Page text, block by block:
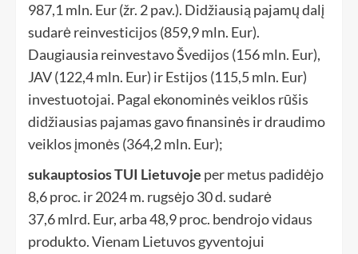
987,1 mln. Eur (žr. 2 pav.). Didžiausią pajamų dalį
sudarė reinvesticijos (859,9 mln. Eur).
Daugiausia reinvestavo Švedijos (156 mln. Eur),
JAV (122,4 mln. Eur) ir Estijos (115,5 mln. Eur)
investuotojai. Pagal ekonominės veiklos rūšis
didžiausias pajamas gavo finansinės ir draudimo
veiklos įmonės (364,2 mln. Eur);
sukauptosios TUI Lietuvoje per metus padidėjo
8,6 proc. ir 2024 m. rugsėjo 30 d. sudarė
37,6 mlrd. Eur, arba 48,9 proc. bendrojo vidaus
produkto. Vienam Lietuvos gyventojui